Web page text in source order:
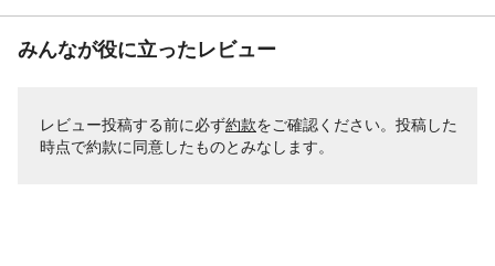
みんなが役に立ったレビュー
レビュー投稿する前に必ず約款をご確認ください。投稿した
時点で約款に同意したものとみなします。